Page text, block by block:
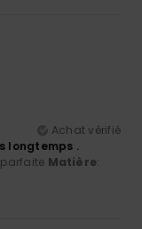
Achat vérifié
longtemps .
Matière: